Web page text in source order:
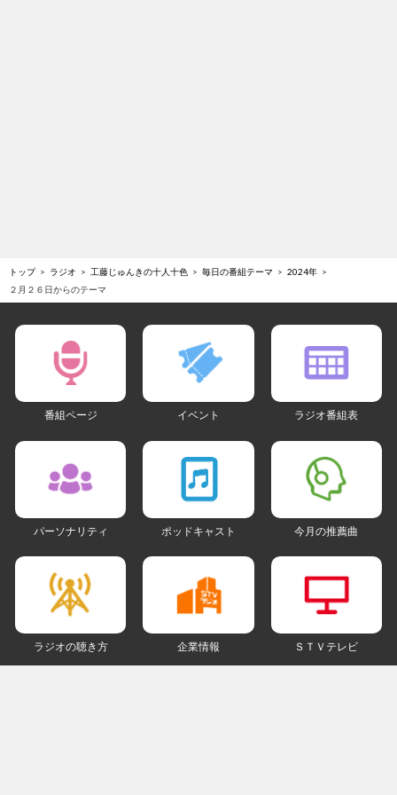
トップ ラジオ 工藤じゅんきの十人十色 毎日の番組テーマ
2024年
２月２６日からのテーマ
番組ページ イベント ラジオ番組表
パーソナリティ ポッドキャスト 今月の推薦曲
ラジオの聴き方 企業情報 ＳＴＶテレビ